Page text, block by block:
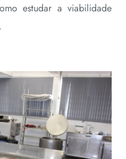
estudar a viabilidade